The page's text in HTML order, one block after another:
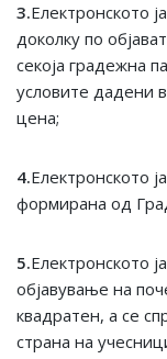
3.Електронското
доколку по
секоја градежна
условите дадени
цена;
4.Електронското
формирана од
5.Електронското
објавување на
квадратен, а се
страна на